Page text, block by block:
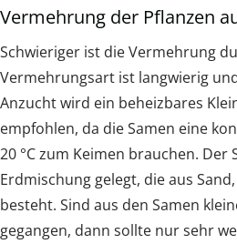
Vermehrung der Pflanzen
Schwieriger ist die Vermehrung
Vermehrungsart ist langwierig
Anzucht wird ein beheizbares
empfohlen, da die Samen eine
20 °C zum Keimen brauchen. Der
Erdmischung gelegt, die aus
besteht. Sind aus den Samen
gegangen, dann sollte nur sehr